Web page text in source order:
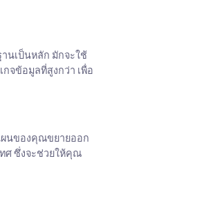
นเป็นหลัก มักจะใช้
จข้อมูลที่สูงกว่า เพื่อ
ผนของคุณขยายออก
ศ ซึ่งจะช่วยให้คุณ